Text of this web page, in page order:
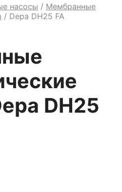
насосы / Мембранные
/ Depa DH25 FA
DH25